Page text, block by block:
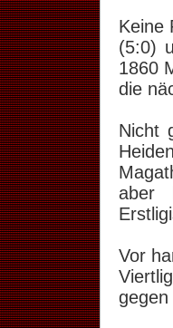
Keine
(5:0)
1860
die
Nicht
aber
Vor
gegen